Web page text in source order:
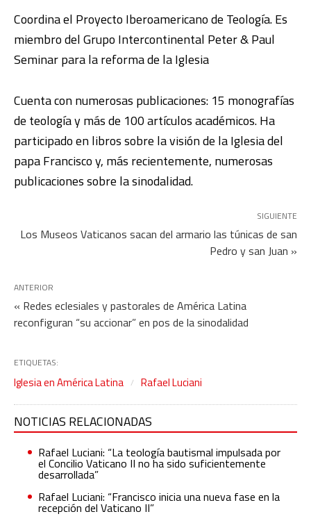
Coordina el Proyecto Iberoamericano de Teología. Es
miembro del Grupo Intercontinental Peter & Paul
Seminar para la reforma de la Iglesia
Cuenta con numerosas publicaciones: 15 monografías
de teología y más de 100 artículos académicos. Ha
participado en libros sobre la visión de la Iglesia del
papa Francisco y, más recientemente, numerosas
publicaciones sobre la sinodalidad.
SIGUIENTE
Los Museos Vaticanos sacan del armario las túnicas de san
Pedro y san Juan »
ANTERIOR
« Redes eclesiales y pastorales de América Latina
reconfiguran “su accionar” en pos de la sinodalidad
ETIQUETAS:
Iglesia en América Latina Rafael Luciani
NOTICIAS RELACIONADAS
Rafael Luciani: “La teología bautismal impulsada por
el Concilio Vaticano II no ha sido suficientemente
desarrollada”
Rafael Luciani: “Francisco inicia una nueva fase en la
recepción del Vaticano II”